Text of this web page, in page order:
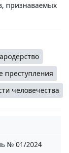
признаваемых
преступления
человечества
№ 01/2024